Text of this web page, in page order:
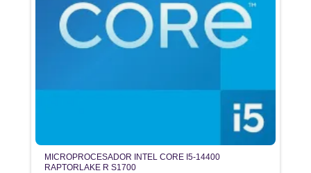
MICROPROCESADOR INTEL CORE I5-14400
RAPTORLAKE R S1700